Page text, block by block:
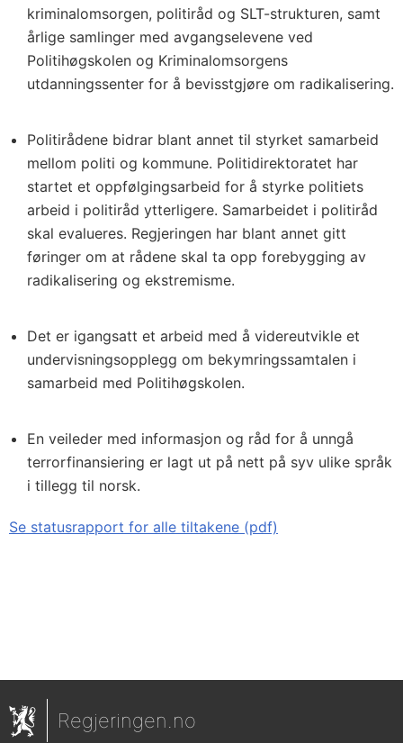
kriminalomsorgen, politiråd og SLT-strukturen, samt
årlige samlinger med avgangselevene ved
Politihøgskolen og Kriminalomsorgens
utdanningssenter for å bevisstgjøre om radikalisering.
Politirådene bidrar blant annet til styrket samarbeid
mellom politi og kommune. Politidirektoratet har
startet et oppfølgingsarbeid for å styrke politiets
arbeid i politiråd ytterligere. Samarbeidet i politiråd
skal evalueres. Regjeringen har blant annet gitt
føringer om at rådene skal ta opp forebygging av
radikalisering og ekstremisme.
Det er igangsatt et arbeid med å videreutvikle et
undervisningsopplegg om bekymringssamtalen i
samarbeid med Politihøgskolen.
En veileder med informasjon og råd for å unngå
terrorfinansiering er lagt ut på nett på syv ulike språk
i tillegg til norsk.
Se statusrapport for alle tiltakene (pdf)
Regjeringen.no